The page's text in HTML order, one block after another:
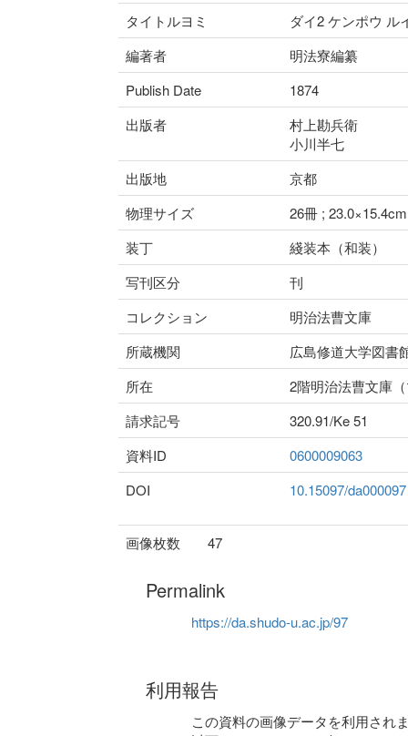
タイトルヨミ
ダイ2 ケンポウ ル
編著者
明法寮編纂
Publish Date
1874
出版者
村上勘兵衛
小川半七
出版地
京都
物理サイズ
26冊 ; 23.0×15.4cm
装丁
綫装本（和装）
写刊区分
刊
コレクション
明治法曹文庫
所蔵機関
広島修道大学図書
所在
2階明治法曹文庫
請求記号
320.91/Ke 51
資料ID
0600009063
DOI
10.15097/da000097
画像枚数 47
Permalink
https://da.shudo-u.ac.jp/97
利用報告
この資料の画像データを利用され